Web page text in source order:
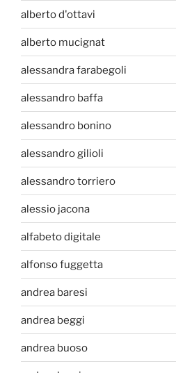
alberto d'ottavi
alberto mucignat
alessandra farabegoli
alessandro baffa
alessandro bonino
alessandro gilioli
alessandro torriero
alessio jacona
alfabeto digitale
alfonso fuggetta
andrea baresi
andrea beggi
andrea buoso